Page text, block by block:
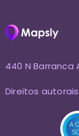
440 N Barranca
Direitos